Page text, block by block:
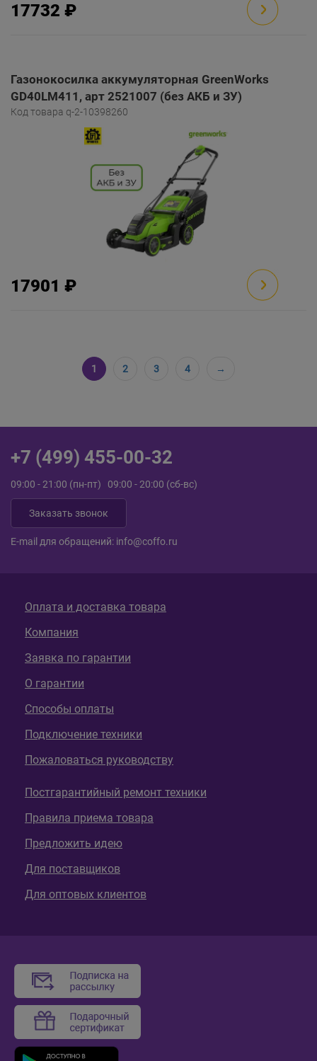
17732 ₽
Газонокосилка аккумуляторная GreenWorks
GD40LM411, арт 2521007 (без АКБ и ЗУ)
Код товара q-2-10398260
17901 ₽
1 2 3 4 →
+7 (499) 455-00-32
09:00 - 21:00 (пн-пт) 09:00 - 20:00 (сб-вс)
Заказать звонок
E-mail для обращений: info@coffo.ru
Оплата и доставка товара
Компания
Заявка по гарантии
О гарантии
Способы оплаты
Подключение техники
Пожаловаться руководству
Постгарантийный ремонт техники
Правила приема товара
Предложить идею
Для поставщиков
Для оптовых клиентов